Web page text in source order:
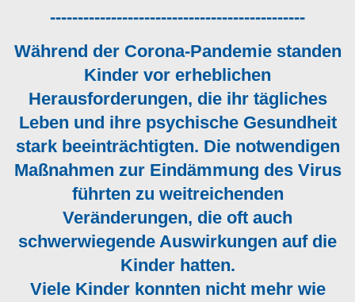
----------------------------------------------
Während der Corona-Pandemie standen
Kinder vor erheblichen
Herausforderungen, die ihr tägliches
Leben und ihre psychische Gesundheit
stark beeinträchtigten. Die notwendigen
Maßnahmen zur Eindämmung des Virus
führten zu weitreichenden
Veränderungen, die oft auch
schwerwiegende Auswirkungen auf die
Kinder hatten.
Viele Kinder konnten nicht mehr wie